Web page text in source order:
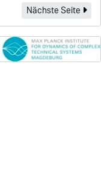
Nächste Seite